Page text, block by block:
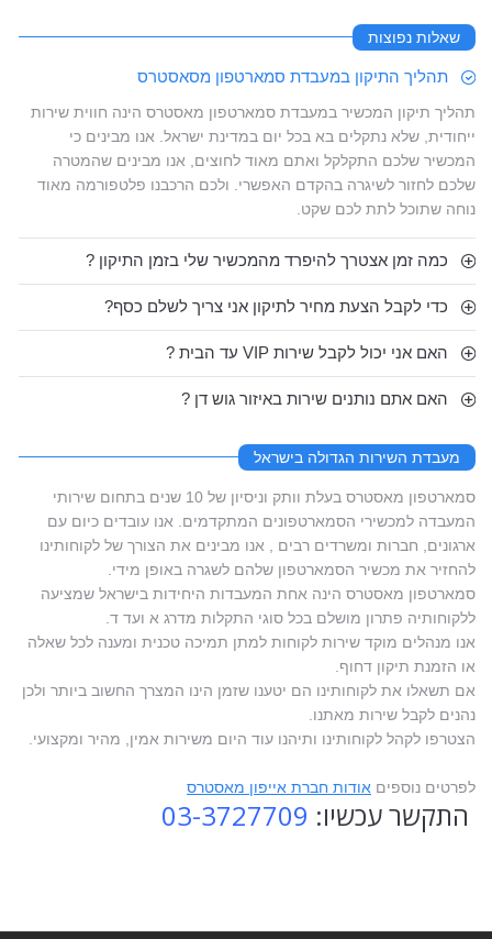
שאלות נפוצות
תהליך התיקון במעבדת סמארטפון מסאסטרס
תהליך תיקון המכשיר במעבדת סמארטפון מאסטרס הינה חווית שירות
ייחודית, שלא נתקלים בא בכל יום במדינת ישראל. אנו מבינים כי
המכשיר שלכם התקלקל ואתם מאוד לחוצים, אנו מבינים שהמטרה
שלכם לחזור לשיגרה בהקדם האפשרי. ולכם הרכבנו פלטפורמה מאוד
נוחה שתוכל לתת לכם שקט.
כמה זמן אצטרך להיפרד מהמכשיר שלי בזמן התיקון ?
כדי לקבל הצעת מחיר לתיקון אני צריך לשלם כסף?
האם אני יכול לקבל שירות VIP עד הבית ?
האם אתם נותנים שירות באיזור גוש דן ?
מעבדת השירות הגדולה בישראל
סמארטפון מאסטרס בעלת וותק וניסיון של 10 שנים בתחום שירותי
המעבדה למכשירי הסמארטפונים המתקדמים. אנו עובדים כיום עם
ארגונים, חברות ומשרדים רבים , אנו מבינים את הצורך של לקוחותינו
להחזיר את מכשיר הסמארטפון שלהם לשגרה באופן מידי.
סמארטפון מאסטרס הינה אחת המעבדות היחידות בישראל שמציעה
ללקוחותיה פתרון מושלם בכל סוגי התקלות מדרג א ועד ד.
אנו מנהלים מוקד שירות לקוחות למתן תמיכה טכנית ומענה לכל שאלה
או הזמנת תיקון דחוף.
אם תשאלו את לקוחותינו הם יטענו שזמן הינו המצרך החשוב ביותר ולכן
נהנים לקבל שירות מאתנו.
הצטרפו לקהל לקוחותינו ותיהנו עוד היום משירות אמין, מהיר ומקצועי.
לפרטים נוספים אודות חברת אייפון מאסטרס
התקשר עכשיו: 03-3727709